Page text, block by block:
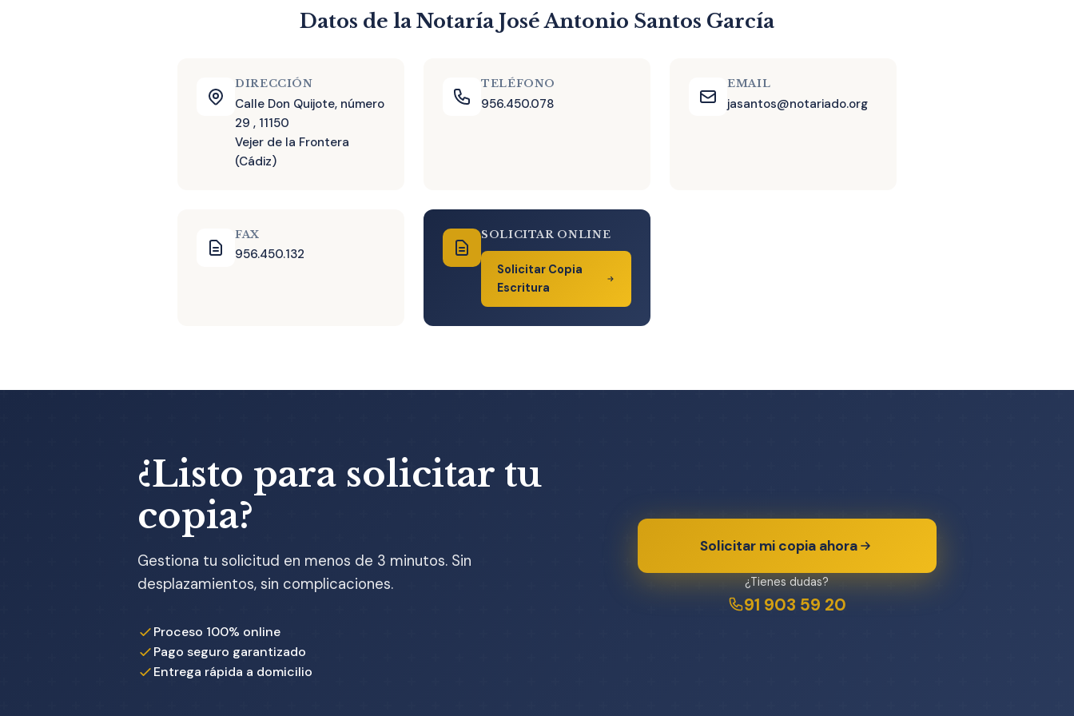
Datos de la Notaría José Antonio Santos García
DIRECCIÓN
Calle Don Quijote, número
29 , 11150
Vejer de la Frontera
(Cádiz)
TELÉFONO
956.450.078
EMAIL
jasantos@notariado.org
FAX
956.450.132
SOLICITAR ONLINE
Solicitar Copia
Escritura
¿Listo para solicitar tu
copia?
Gestiona tu solicitud en menos de 3 minutos. Sin
desplazamientos, sin complicaciones.
Proceso 100% online
Pago seguro garantizado
Entrega rápida a domicilio
Solicitar mi copia ahora
¿Tienes dudas?
91 903 59 20